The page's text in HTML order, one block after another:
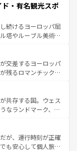
い旅をしてみよう！
ラメンコ、熱気あふ
活の一部となってい
気や、バルセロナの
代ローマ遺跡や中世
るスペインはその個
する。 なお、新着のスペイン情報は コ
・有名観光スポ
続けるヨーロッパ屈
塔やルーブル美術館
な宮殿、歴史的な大
然が、訪れる者を心
の国としても知ら
ス、プロヴァンスの
しみ方が可能だ。さ
ており、どの街角に
異なる文化を体験で
ス情報はコンテンツ一覧
交差するヨーロッパ
残るロマンチック街
きることがない。ベ
アルプスの絶景、そ
風景は必見。ビール
、新着の
てほしい。
共存する国。ウェス
なランドマーク、歴
優雅なアフタヌーン
国パブ、サッカー観
豊富。イギリスを旅
が、運行時刻が正確
も安心して個人旅行